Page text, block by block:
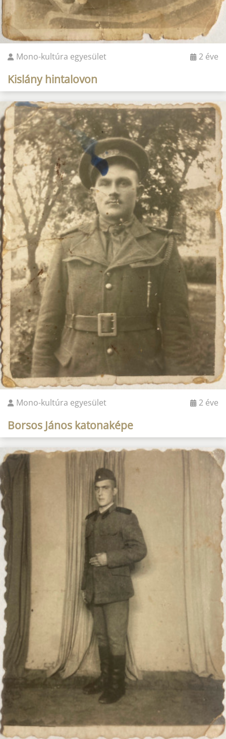
Mono-kultúra egyesület 2 éve
Kislány hintalovon
Mono-kultúra egyesület 2 éve
Borsos János katonaképe